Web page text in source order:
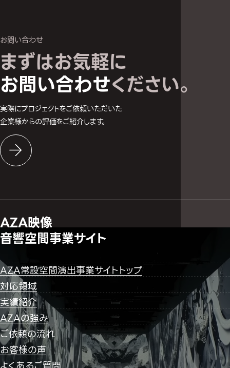
お問い合わせ
まずはお気軽に
お問い合わせください。
実際にプロジェクトをご依頼いただいた
企業様からの評価をご紹介します。
お問い合わせへ
AZA映像
音響空間事業サイト
AZA常設空間演出事業サイトトップ
対応領域
実績紹介
AZAの強み
ご依頼の流れ
お客様の声